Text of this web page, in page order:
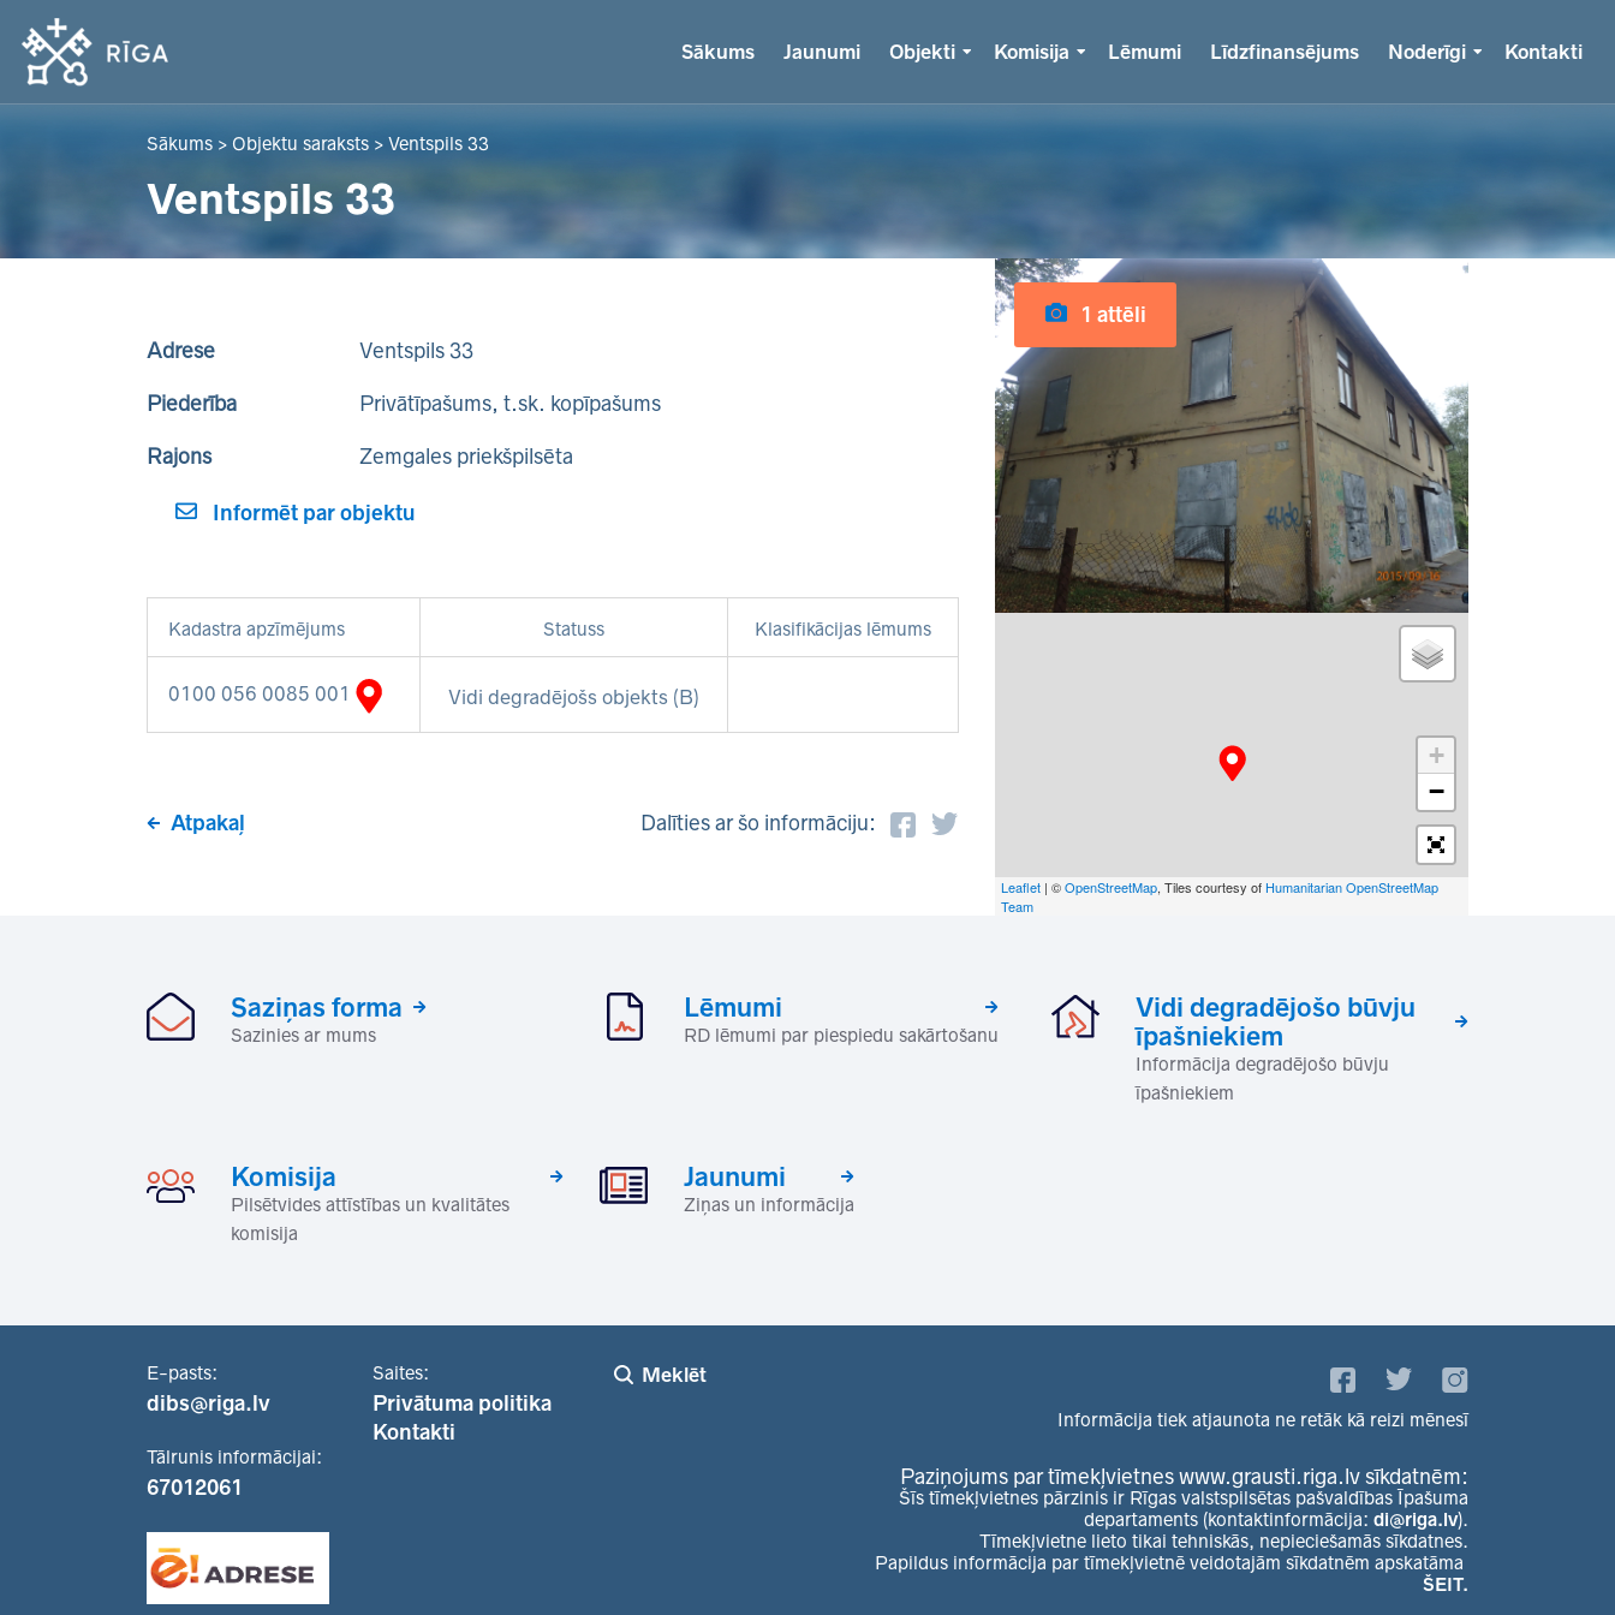
Sākums Jaunumi Objekti Komisija Lēmumi Līdzfinansējums Noderīgi Kontakti
Sākums > Objektu saraksts > Ventspils 33
Ventspils 33
Adrese Ventspils 33
Piederība Privātīpašums, t.sk. kopīpašums
Rajons Zemgales priekšpilsēta
Informēt par objektu
Kadastra apzīmējums Statuss Klasifikācijas lēmums
0100 056 0085 001 Vidi degradējošs objekts (B)
Atpakaļ Dalīties ar šo informāciju:
1 attēli
+
−
Leaflet | ©OpenStreetMap, Tiles courtesy of Humanitarian OpenStreetMap
Team
Saziņas forma
Sazinies ar mums
Lēmumi
RD lēmumi par piespiedu sakārtošanu
Vidi degradējošo būvju
īpašniekiem
Informācija degradējošo būvju
īpašniekiem
Komisija
Pilsētvides attīstības un kvalitātes
komisija
Jaunumi
Ziņas un informācija
E-pasts:
dibs@riga.lv
Tālrunis informācijai:
67012061
Saites:
Privātuma politika
Kontakti
Meklēt
Informācija tiek atjaunota ne retāk kā reizi mēnesī
Paziņojums par tīmekļvietnes www.grausti.riga.lv sīkdatnēm:
Šīs tīmekļvietnes pārzinis ir Rīgas valstspilsētas pašvaldības Īpašuma
departaments (kontaktinformācija: di@riga.lv).
Tīmekļvietne lieto tikai tehniskās, nepieciešamās sīkdatnes.
Papildus informācija par tīmekļvietnē veidotajām sīkdatnēm apskatāma
ŠEIT.